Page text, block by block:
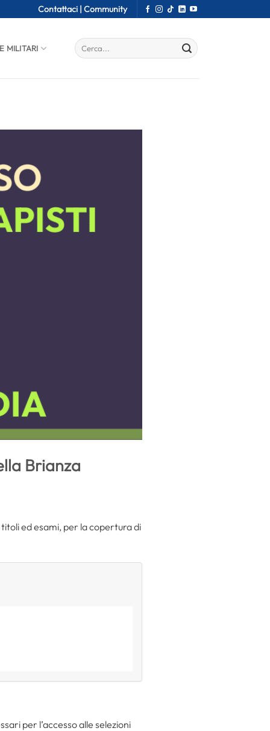
Contattaci | Community
MILITARI
Brianza
ed esami, per la copertura di
per l’accesso alle selezioni